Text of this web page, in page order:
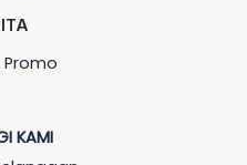
Promo
KAMI